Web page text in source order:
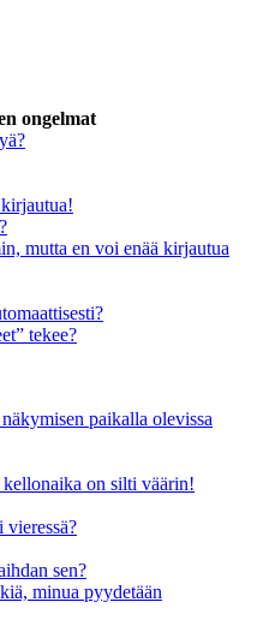
ongelmat
mutta en voi enää kirjautua
tekee?
paikalla olevissa
on silti väärin!
sen?
minua pyydetään